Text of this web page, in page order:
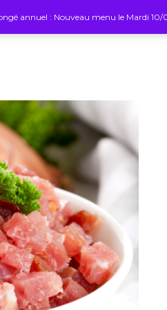
annuel : Nouveau menu le Mardi 10/